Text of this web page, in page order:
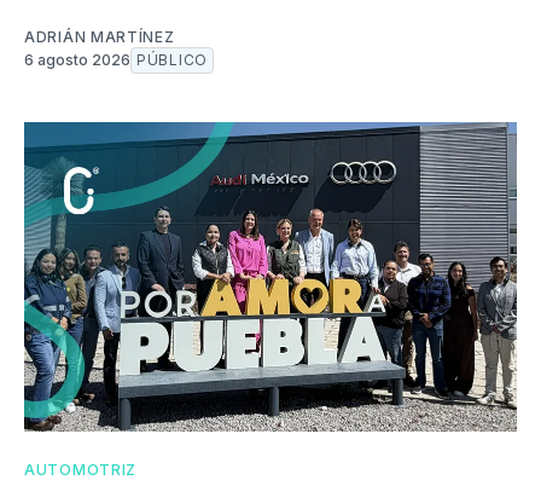
ADRIÁN MARTÍNEZ
6 agosto 2026 PÚBLICO
AUTOMOTRIZ